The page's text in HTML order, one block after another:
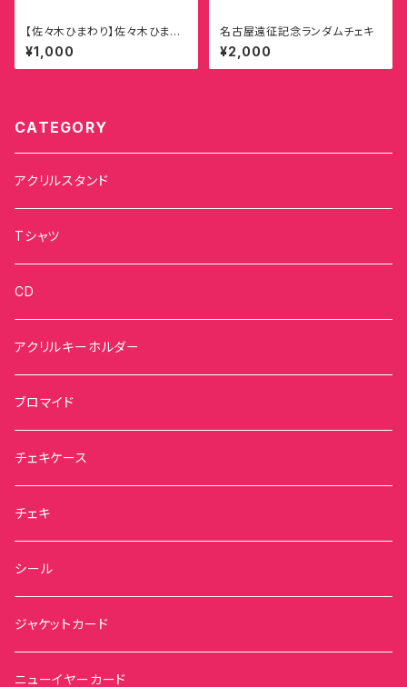
【佐々木ひまわり】佐々木ひまわ
り生誕祭2026 ひまわり組 拡大
宣言！ブロマイド(全20種・ラン
ダム3枚入り)
¥1,000
名古屋遠征記念ランダムチェキ
¥2,000
CATEGORY
アクリルスタンド
Tシャツ
CD
アクリルキーホルダー
ブロマイド
チェキケース
チェキ
シール
ジャケットカード
ニューイヤーカード